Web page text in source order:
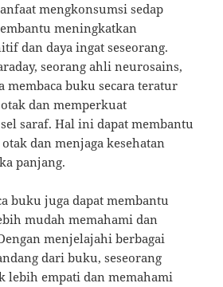
mengkonsumsi sedap
meningkatkan
dan daya ingat seseorang.
seorang ahli neurosains,
membaca buku secara teratur
dan memperkuat
saraf. Hal ini dapat membantu
dan menjaga kesehatan
panjang.
buku juga dapat membantu
mudah memahami dan
menjelajahi berbagai
dari buku, seseorang
lebih empati dan memahami